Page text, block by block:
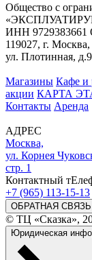
Общество с
ИНН 9729383661
119027, г.
ул. Плотинная, д.9
Магазины Кафе и
акции КАРТА
Контакты Аренда
АДРЕС
Москва,
ул. Корнея
стр. 1
Контактный
+7 (965) 113-15-13
ОБРАТНАЯ СВЯЗЬ
© ТЦ «Сказка»,
Юридическая